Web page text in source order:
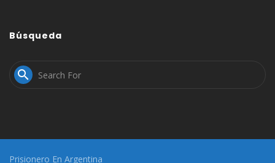
Búsqueda

Prisionero En Argentina